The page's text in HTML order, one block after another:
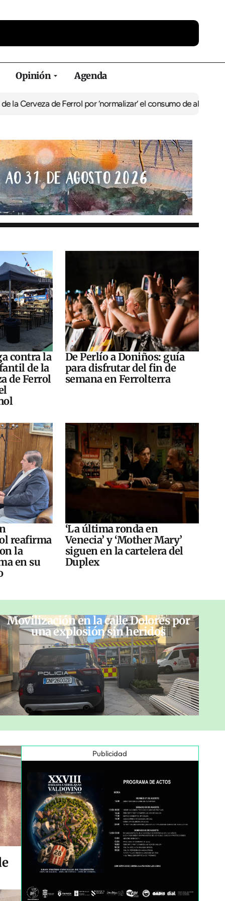
Opinión Agenda
Ferrol por ‘normalizar’ el consumo de alcoholDe Perlío a
contra la
de la
de Ferrol
De Perlío a Doniños: guía
para disfrutar del fin de
semana en Ferrolterra
reafirma
la
en su
‘La última ronda en
Venecia’ y ‘Mother Mary’
siguen en la cartelera del
Duplex
Movilización en la calle Dolores por
una explosión sin heridos
Publicidad